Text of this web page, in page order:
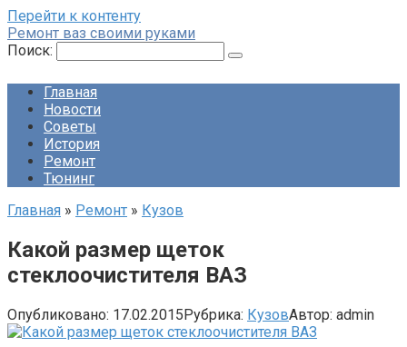
Перейти к контенту
Ремонт ваз своими руками
Поиск:
Главная
Новости
Советы
История
Ремонт
Тюнинг
Главная » Ремонт » Кузов
Какой размер щеток
стеклоочистителя ВАЗ
Опубликовано: 17.02.2015Рубрика: КузовАвтор: admin